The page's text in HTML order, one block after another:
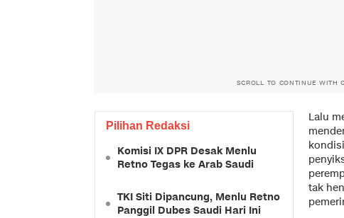
SCROLL TO CONTINUE WITH
Pilihan Redaksi
Komisi IX DPR Desak Menlu
Retno Tegas ke Arab Saudi
TKI Siti Dipancung, Menlu Retno
Panggil Dubes Saudi Hari Ini
Lalu
tak